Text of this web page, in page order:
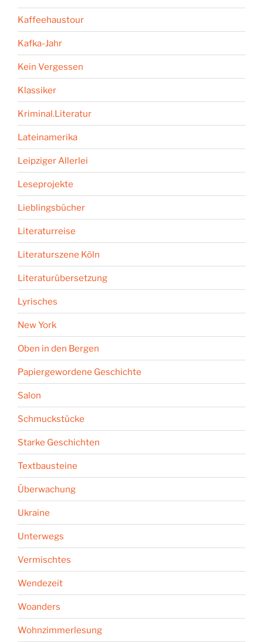
Kaffeehaustour
Kafka-Jahr
Kein Vergessen
Klassiker
Kriminal.Literatur
Lateinamerika
Leipziger Allerlei
Leseprojekte
Lieblingsbücher
Literaturreise
Literaturszene Köln
Literaturübersetzung
Lyrisches
New York
Oben in den Bergen
Papiergewordene Geschichte
Salon
Schmuckstücke
Starke Geschichten
Textbausteine
Überwachung
Ukraine
Unterwegs
Vermischtes
Wendezeit
Woanders
Wohnzimmerlesung